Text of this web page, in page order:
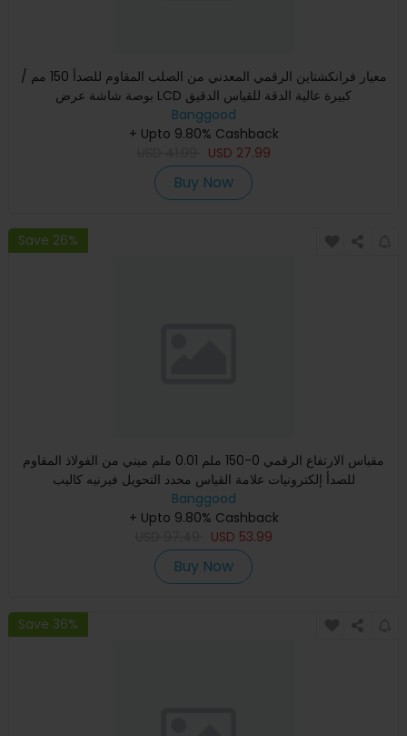
معيار فرانكشتاين الرقمي المعدني من الصلب المقاوم للصدأ 150 مم /
بوصة شاشة عرض LCD كبيرة عالية الدقة للقياس الدقيق
Banggood
+ Upto 9.80% Cashback
USD 27.99
Buy Now
Save 26%
مقياس الارتفاع الرقمي 0-150 ملم 0.01 ملم ميني من الفولاذ المقاوم
للصدأ إلكترونيات علامة القياس محدد التحويل فيرنيه كاليب
Banggood
+ Upto 9.80% Cashback
USD 53.99
Buy Now
Save 36%